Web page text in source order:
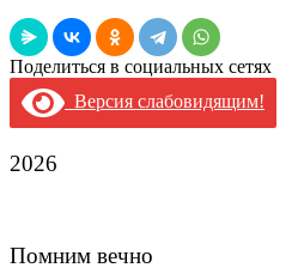
Поделиться в социальных сетях
Версия слабовидящим!
2026
Помним вечно